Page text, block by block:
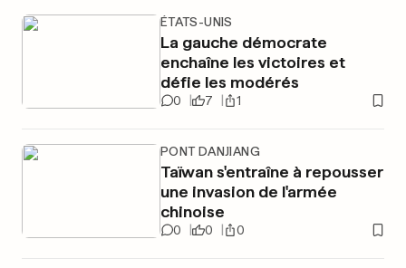
ÉTATS-UNIS
La gauche démocrate
enchaîne les victoires et
défie les modérés
0 7 1
PONT DANJIANG
Taïwan s'entraîne à repousser
une invasion de l'armée
chinoise
0 0 0